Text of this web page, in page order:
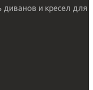
и кресел для